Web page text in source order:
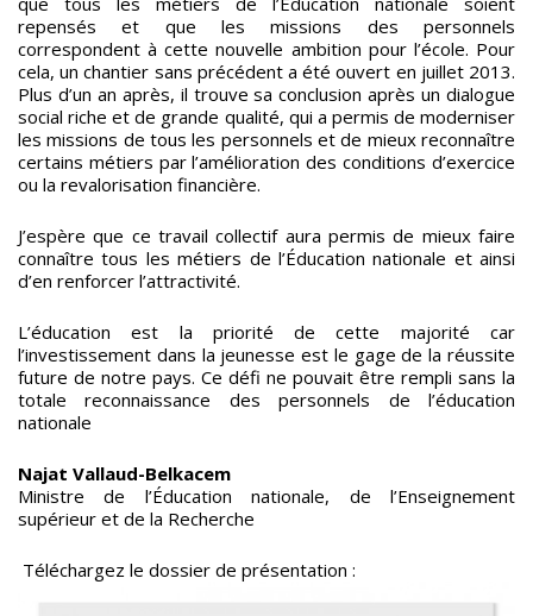
repensés et que les missions des personnels
correspondent à cette nouvelle ambition pour l’école. Pour
cela, un chantier sans précédent a été ouvert en juillet 2013.
Plus d’un an après, il trouve sa conclusion après un dialogue
social riche et de grande qualité, qui a permis de moderniser
les missions de tous les personnels et de mieux reconnaître
certains métiers par l’amélioration des conditions d’exercice
ou la revalorisation financière.
J’espère que ce travail collectif aura permis de mieux faire
connaître tous les métiers de l’Éducation nationale et ainsi
d’en renforcer l’attractivité.
L’éducation est la priorité de cette majorité car
l’investissement dans la jeunesse est le gage de la réussite
future de notre pays. Ce défi ne pouvait être rempli sans la
totale reconnaissance des personnels de l’éducation
nationale
Najat Vallaud-Belkacem
Ministre de l’Éducation nationale, de l’Enseignement
supérieur et de la Recherche
Téléchargez le dossier de présentation :